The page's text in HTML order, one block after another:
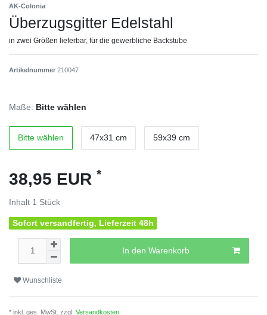
AK-Colonia
Überzugsgitter Edelstahl
in zwei Größen lieferbar, für die gewerbliche Backstube
Artikelnummer 210047
Maße: Bitte wählen
Bitte wählen 47x31 cm 59x39 cm
38,95 EUR *
Inhalt 1 Stück
Sofort versandfertig, Lieferzeit 48h
In den Warenkorb
Wunschliste
* inkl. ges. MwSt. zzgl. Versandkosten